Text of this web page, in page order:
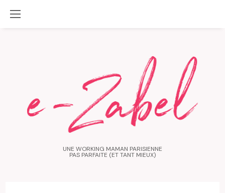
UNE WORKING MAMAN PARISIENNE
PAS PARFAITE (ET TANT MIEUX)